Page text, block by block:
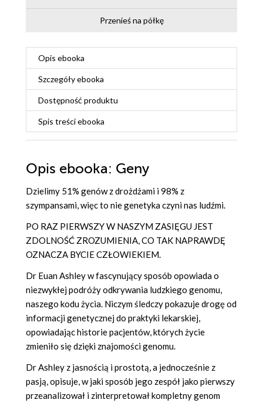
Przenieś na półkę
Opis ebooka
Szczegółyebooka
Dostępność produktu
Spis treściebooka
Opis ebooka: Geny
Dzielimy 51% genów z drożdżami i 98% z
szympansami, więc to nie genetyka czyni nas ludźmi.
PO RAZ PIERWSZY W NASZYM ZASIĘGU JEST
ZDOLNOŚĆ ZROZUMIENIA, CO TAK NAPRAWDĘ
OZNACZA BYCIE CZŁOWIEKIEM.
Dr Euan Ashley w fascynujący sposób opowiada o
niezwykłej podróży odkrywania ludzkiego genomu,
naszego kodu życia. Niczym śledczy pokazuje drogę od
informacji genetycznej do praktyki lekarskiej,
opowiadając historie pacjentów, których życie
zmieniło się dzięki znajomości genomu.
Dr Ashley z jasnością i prostotą, a jednocześnie z
pasją, opisuje, w jaki sposób jego zespół jako pierwszy
przeanalizował i zinterpretował kompletny genom